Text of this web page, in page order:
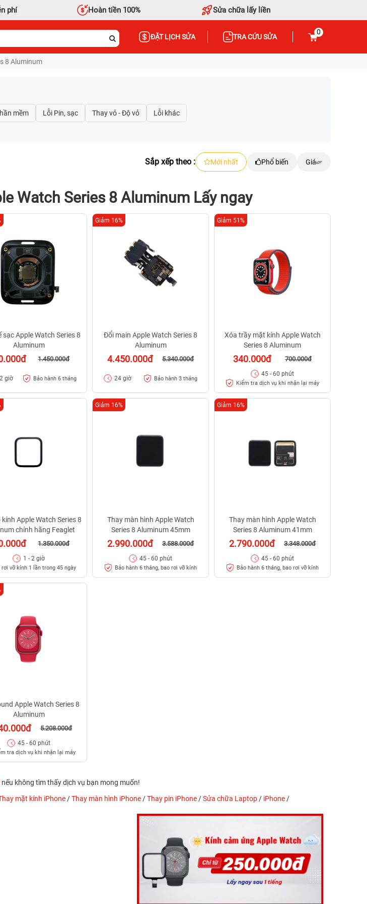
phí Hoàn tiền 100% Sửa chữa lấy liền
ĐẶT LỊCH SỬA TRA CỨU SỬA
0
8 Aluminum
Sắp xếp theo : Mới nhất Phổ biến Giá
Watch Series 8 Aluminum Lấy ngay
sạc Apple Watch Series 8
Aluminum
1.450.000đ
giờ Bảo hành 6 tháng
Đổi main Apple Watch Series 8
Aluminum
4.450.000đ 5.340.000đ
Giảm 16%
24 giờ Bảo hành 3 tháng
Xóa trầy mặt kính Apple Watch
Series 8 Aluminum
340.000đ 700.000đ
Giảm 51%
45 - 60 phút
Kiểm tra dịch vụ khi nhận lại máy
kính Apple Watch Series 8
chính hãng Feaglet
1.350.000đ
1 - 2 giờ
rơi vỡ kính 1 lần trong 45 ngày
Thay màn hình Apple Watch
Series 8 Aluminum 45mm
2.990.000đ 3.588.000đ
Giảm 16%
45 - 60 phút
Bảo hành 6 tháng, bao rơi vỡ kính
Thay màn hình Apple Watch
Series 8 Aluminum 41mm
2.790.000đ 3.348.000đ
Giảm 16%
45 - 60 phút
Bảo hành 6 tháng, bao rơi vỡ kính
Apple Watch Series 8
Aluminum
5.208.000đ
45 - 60 phút
tra dịch vụ khi nhận lại máy
nếu không tìm thấy dịch vụ bạn mong muốn!
mặt kính iPhone /Thay màn hình iPhone /Thay pin iPhone /Sửa chữa Laptop / iPhone /